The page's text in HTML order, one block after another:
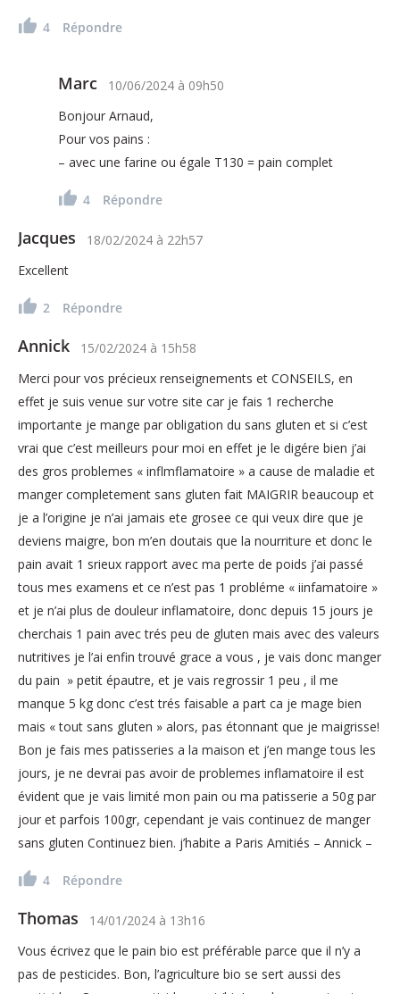
4 Répondre
Marc 10/06/2024 à 09h50
Bonjour Arnaud,
Pour vos pains :
– avec une farine ou égale T130 = pain complet
4 Répondre
Jacques 18/02/2024 à 22h57
Excellent
2 Répondre
Annick 15/02/2024 à 15h58
Merci pour vos précieux renseignements et CONSEILS, en
effet je suis venue sur votre site car je fais 1 recherche
importante je mange par obligation du sans gluten et si c’est
vrai que c’est meilleurs pour moi en effet je le digére bien j’ai
des gros problemes « inflmflamatoire » a cause de maladie et
manger completement sans gluten fait MAIGRIR beaucoup et
je a l’origine je n’ai jamais ete grosee ce qui veux dire que je
deviens maigre, bon m’en doutais que la nourriture et donc le
pain avait 1 srieux rapport avec ma perte de poids j’ai passé
tous mes examens et ce n’est pas 1 probléme « iinfamatoire »
et je n’ai plus de douleur inflamatoire, donc depuis 15 jours je
cherchais 1 pain avec trés peu de gluten mais avec des valeurs
nutritives je l’ai enfin trouvé grace a vous , je vais donc manger
du pain » petit épautre, et je vais regrossir 1 peu , il me
manque 5 kg donc c’est trés faisable a part ca je mage bien
mais « tout sans gluten » alors, pas étonnant que je maigrisse!
Bon je fais mes patisseries a la maison et j’en mange tous les
jours, je ne devrai pas avoir de problemes inflamatoire il est
évident que je vais limité mon pain ou ma patisserie a 50g par
jour et parfois 100gr, cependant je vais continuez de manger
sans gluten Continuez bien. j’habite a Paris Amitiés – Annick –
4 Répondre
Thomas 14/01/2024 à 13h16
Vous écrivez que le pain bio est préférable parce que il n’y a
pas de pesticides. Bon, l’agriculture bio se sert aussi des